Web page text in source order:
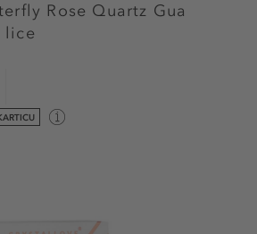
Rose Quartz Gua
lice